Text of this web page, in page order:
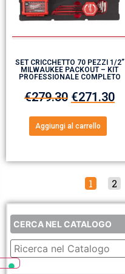
CERCA NEL CATALOGO
SET CRICCHETTO 70 PEZZI 1/2”
MILWAUKEE PACKOUT – KIT
PROFESSIONALE COMPLETO
€279.30 €271.30
Aggiungi al carrello
1 2